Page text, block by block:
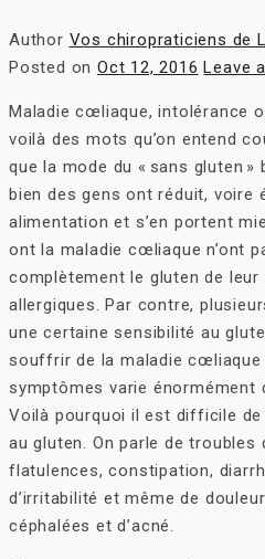
Author Vos chiropraticiens de
Posted onOct 12, 2016 Leave
Maladie cœliaque, intolérance
voilà des mots qu’on entend
que la mode du « sans gluten »
bien des gens ont réduit, voire
alimentation et s’en portent
ont la maladie cœliaque n’ont
complètement le gluten de
allergiques. Par contre,
une certaine sensibilité au
souffrir de la maladie cœliaque
symptômes varie énormément
Voilà pourquoi il est difficile de
au gluten. On parle de
flatulences, constipation,
d’irritabilité et même de
céphalées et d’acné.